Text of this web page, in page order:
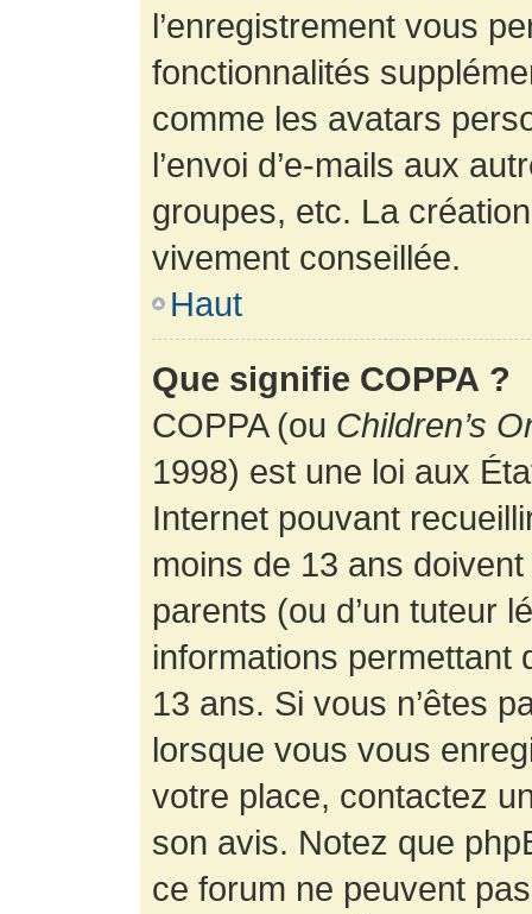
l’enregistrement vous
fonctionnalités
comme les avatars
l’envoi d’e-mails aux
groupes, etc. La
vivement conseillée.
Haut
Que signifie COPPA ?
COPPA (ou Children’s
1998) est une loi aux
Internet pouvant
moins de 13 ans
parents (ou d’un tuteur
informations permettant
13 ans. Si vous n’êtes
lorsque vous vous
votre place, contactez
son avis. Notez que
ce forum ne peuvent